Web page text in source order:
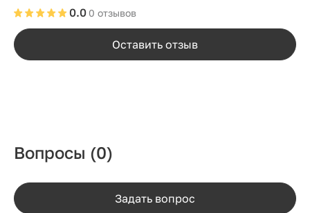
0 отзывов
0.0
Оставить отзыв
Вопросы (0)
Задать вопрос